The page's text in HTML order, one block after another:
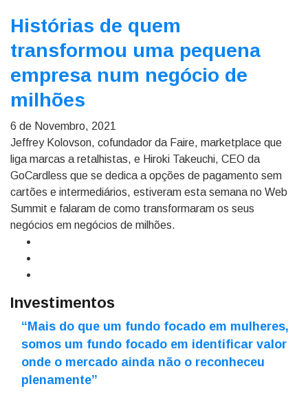
Histórias de quem
transformou uma pequena
empresa num negócio de
milhões
6 de Novembro, 2021
Jeffrey Kolovson, cofundador da Faire, marketplace que
liga marcas a retalhistas, e Hiroki Takeuchi, CEO da
GoCardless que se dedica a opções de pagamento sem
cartões e intermediários, estiveram esta semana no Web
Summit e falaram de como transformaram os seus
negócios em negócios de milhões.
Investimentos
“Mais do que um fundo focado em mulheres,
somos um fundo focado em identificar valor
onde o mercado ainda não o reconheceu
plenamente”